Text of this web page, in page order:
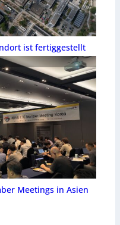
ist fertiggestellt
Meetings in Asien